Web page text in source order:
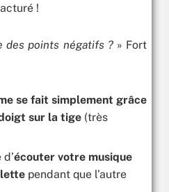
!
des points négatifs ?» Fort
se fait simplement grâce
sur la tige (très
écouter votre musique
pendant que l’autre